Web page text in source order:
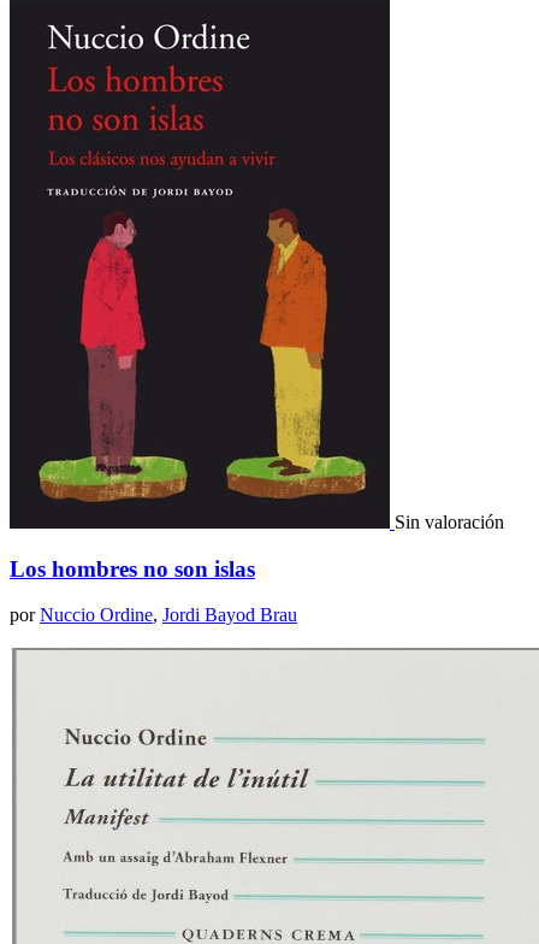
Sin valoración
Los hombres no son islas
porNuccio Ordine, Jordi Bayod Brau